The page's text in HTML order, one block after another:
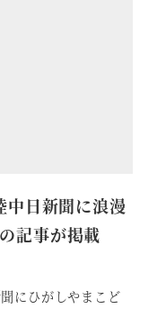
日新聞に浪漫
記事が掲載
にひがしやまこど